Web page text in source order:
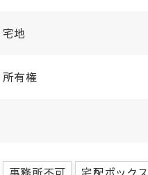
宅地
所有権